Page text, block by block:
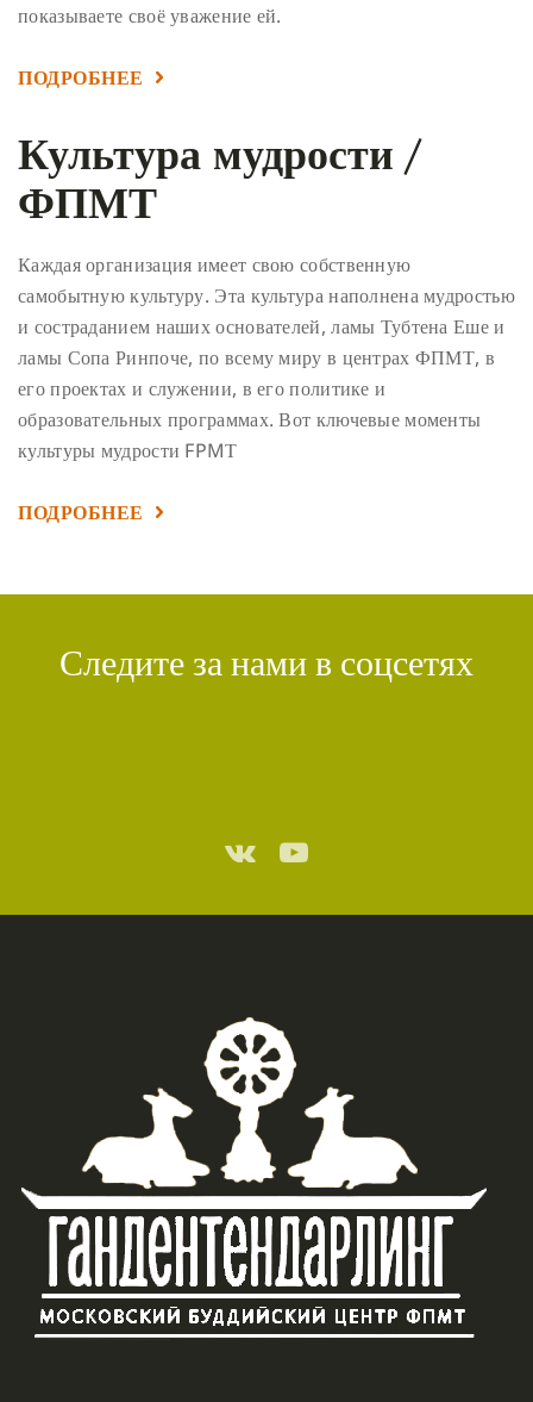
показываете своё уважение ей.
ПОДРОБНЕЕ
Культура мудрости /
ФПМТ
Каждая организация имеет свою собственную
самобытную культуру. Эта культура наполнена мудростью
и состраданием наших основателей, ламы Тубтена Еше и
ламы Сопа Ринпоче, по всему миру в центрах ФПМТ, в
его проектах и служении, в его политике и
образовательных программах. Вот ключевые моменты
культуры мудрости FPMТ
ПОДРОБНЕЕ
Следите за нами в соцсетях